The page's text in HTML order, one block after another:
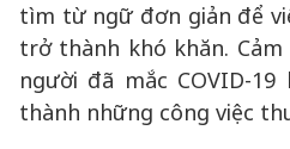
tìm từ ngữ đơn giản để
trở thành khó khăn.
người đã mắc COVID-
thành những công việc